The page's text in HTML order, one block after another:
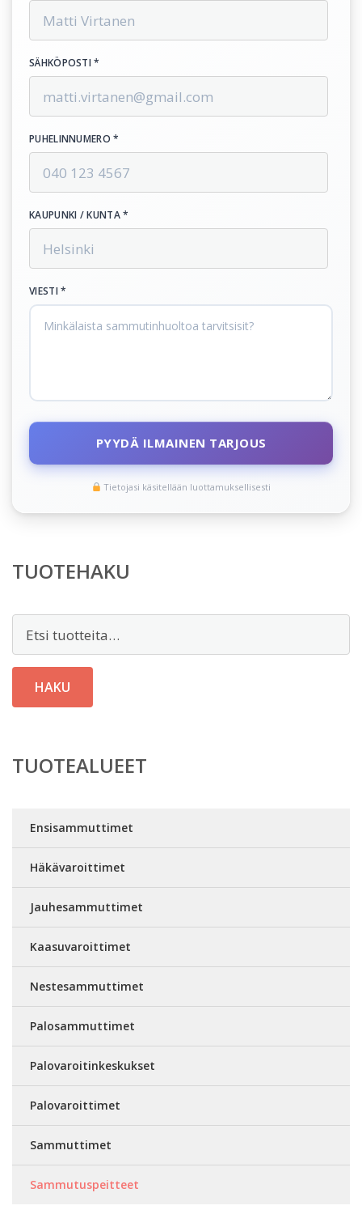
SÄHKÖPOSTI *
PUHELINNUMERO *
KAUPUNKI / KUNTA *
VIESTI *
PYYDÄ ILMAINEN TARJOUS
Tietojasi käsitellään luottamuksellisesti
TUOTEHAKU
HAKU
TUOTEALUEET
Ensisammuttimet
Häkävaroittimet
Jauhesammuttimet
Kaasuvaroittimet
Nestesammuttimet
Palosammuttimet
Palovaroitinkeskukset
Palovaroittimet
Sammuttimet
Sammutuspeitteet